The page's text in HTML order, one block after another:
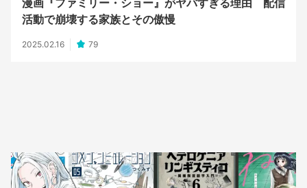
漫画『ファミリー・ショー』がヤバすぎる理由 配信
活動で崩壊する家族とその傲慢
2025.02.16 79